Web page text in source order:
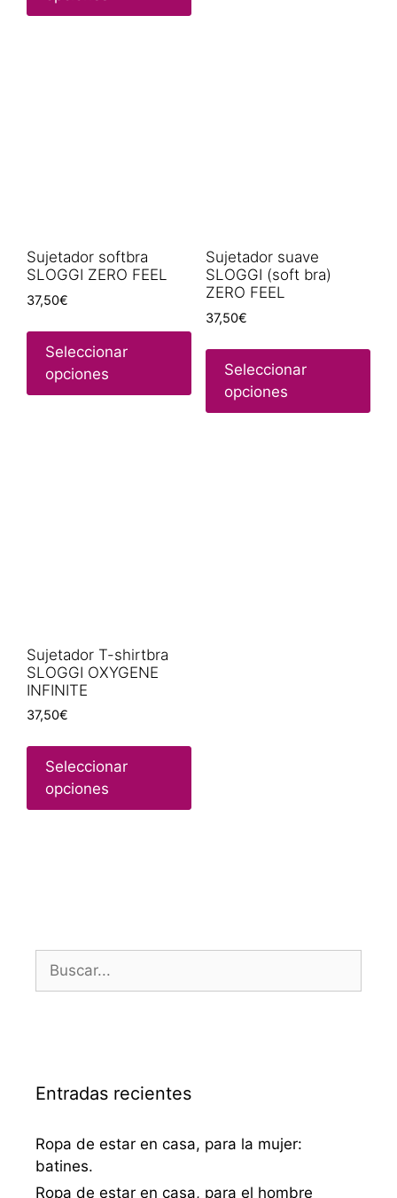
Sujetador softbra
SLOGGI ZERO FEEL
37,50€
Seleccionar
opciones
Sujetador suave
SLOGGI (soft bra)
ZERO FEEL
37,50€
Seleccionar
opciones
Sujetador T-shirtbra
SLOGGI OXYGENE
INFINITE
37,50€
Seleccionar
opciones
Entradas recientes
Ropa de estar en casa, para la mujer:
batines.
Ropa de estar en casa, para el hombre